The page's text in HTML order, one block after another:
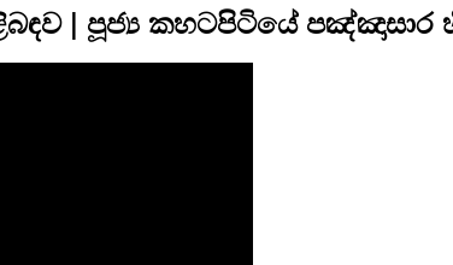
| පූජ්‍ය කහටපිටියේ පඤ්ඤාසාර